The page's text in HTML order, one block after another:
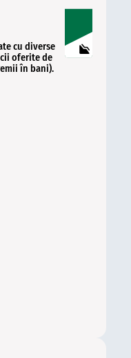
cu diverse
oferite de
în bani).